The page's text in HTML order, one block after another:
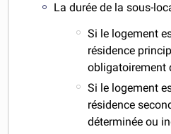
La durée de la sous-
Si le logement
résidence
obligatoirement
Si le logement
résidence
déterminée ou